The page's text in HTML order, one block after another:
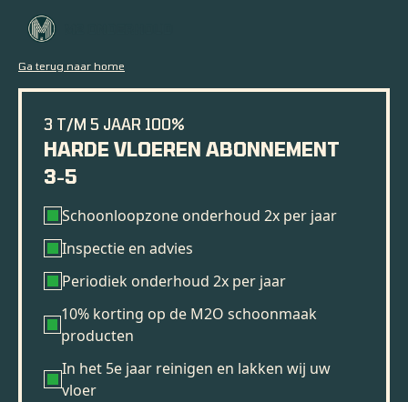
Ga terug naar home
3 T/M 5 JAAR 100%
HARDE VLOEREN ABONNEMENT
3-5
Schoonloopzone onderhoud 2x per jaar
Inspectie en advies
Periodiek onderhoud 2x per jaar
10% korting op de M2O schoonmaak
producten
In het 5e jaar reinigen en lakken wij uw
vloer